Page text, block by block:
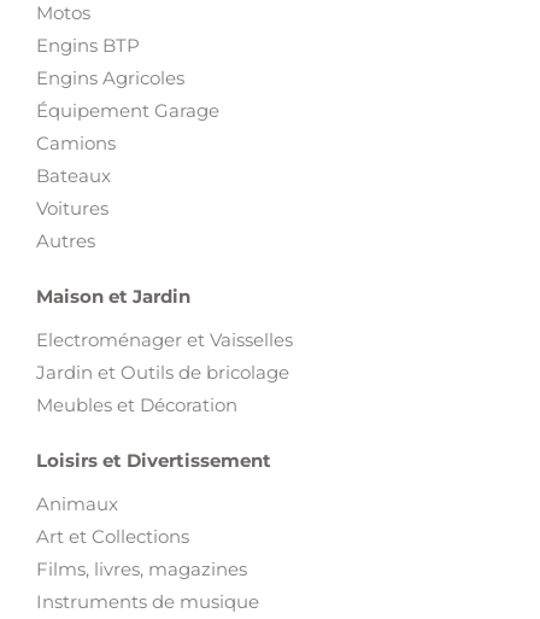
Motos
Engins BTP
Engins Agricoles
Équipement Garage
Camions
Bateaux
Voitures
Autres
Maison et Jardin
Electroménager et Vaisselles
Jardin et Outils de bricolage
Meubles et Décoration
Loisirs et Divertissement
Animaux
Art et Collections
Films, livres, magazines
Instruments de musique